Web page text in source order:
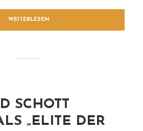
WEITERLESEN
SCHOTT
„ELITE DER